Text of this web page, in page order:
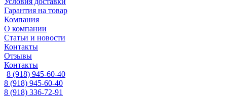
Гарантия на товар
Компания
О компании
Статьи и новости
Контакты
Отзывы
Контакты
8 (918) 945-60-40
8 (918) 945-60-40
8 (918) 336-72-91